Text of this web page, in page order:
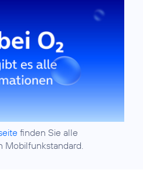
finden Sie alle
Mobilfunkstandard.